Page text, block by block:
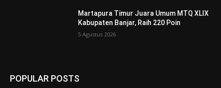
Martapura Timur Juara Umum MTQ XLIX
Kabupaten Banjar, Raih 220 Poin
5 Agustus 2026
POPULAR POSTS